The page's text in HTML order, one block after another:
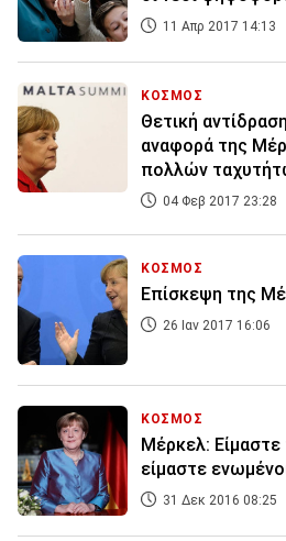
11 Απρ 2017 14:13
ΚΟΣΜΟΣ
Θετική
αναφορά της
πολλών
04 Φεβ 2017 23:28
ΚΟΣΜΟΣ
Επίσκεψη της
26 Ιαν 2017 16:06
ΚΟΣΜΟΣ
Μέρκελ: Είμαστε
είμαστε
31 Δεκ 2016 08:25